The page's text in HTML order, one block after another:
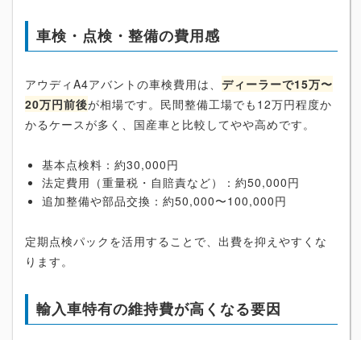
車検・点検・整備の費用感
アウディA4アバントの車検費用は、 ディーラーで15万〜
20万円前後が相場です。民間整備工場でも12万円程度か
かるケースが多く、国産車と比較してやや高めです。
基本点検料：約30,000円
法定費用（重量税・自賠責など）：約50,000円
追加整備や部品交換：約50,000〜100,000円
定期点検パックを活用することで、出費を抑えやすくな
ります。
輸入車特有の維持費が高くなる要因